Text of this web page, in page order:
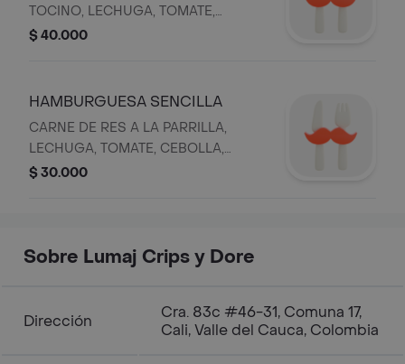
TOCINO, LECHUGA, TOMATE,
CEBOLLA, SALSAS.
$ 40.000
HAMBURGUESA SENCILLA
CARNE DE RES A LA PARRILLA,
LECHUGA, TOMATE, CEBOLLA,
SALSAS.
$ 30.000
Sobre Lumaj Crips y Dore
Dirección
Cra. 83c #46-31, Comuna 17,
Cali, Valle del Cauca, Colombia